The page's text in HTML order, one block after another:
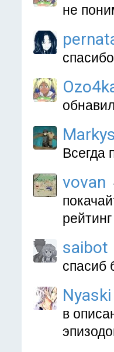
не
Всегда
vovan
saibot
спасиб
Nyaski
в